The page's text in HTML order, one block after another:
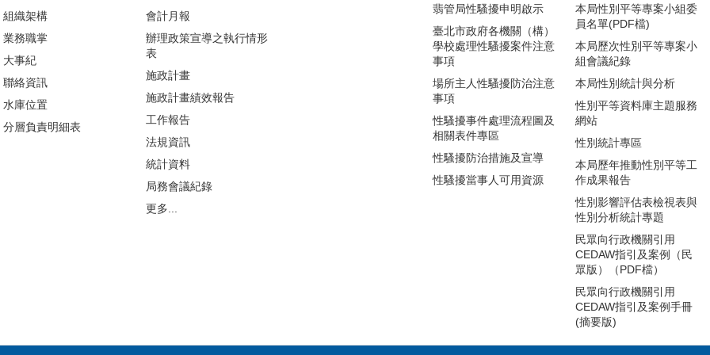
組織架構
業務職掌
大事紀
聯絡資訊
水庫位置
分層負責明細表
會計月報
辦理政策宣導之執行情形
表
施政計畫
施政計畫績效報告
工作報告
法規資訊
統計資料
局務會議紀錄
更多...
翡管局性騷擾申明啟示
臺北市政府各機關（構）
學校處理性騷擾案件注意
事項
場所主人性騷擾防治注意
事項
性騷擾事件處理流程圖及
相關表件專區
性騷擾防治措施及宣導
性騷擾當事人可用資源
本局性別平等專案小組委
員名單(PDF檔)
本局歷次性別平等專案小
組會議紀錄
本局性別統計與分析
性別平等資料庫主題服務
網站
性別統計專區
本局歷年推動性別平等工
作成果報告
性別影響評估表檢視表與
性別分析統計專題
民眾向行政機關引用
CEDAW指引及案例（民
眾版）（PDF檔）
民眾向行政機關引用
CEDAW指引及案例手冊
(摘要版)